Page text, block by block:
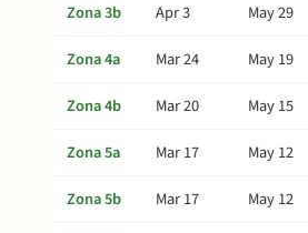
Zona 3b
Apr 3 May 29
Zona 4a
Mar 24 May 19
Zona 4b
Mar 20 May 15
Zona 5a
Mar 17 May 12
Zona 5b
Mar 17 May 12